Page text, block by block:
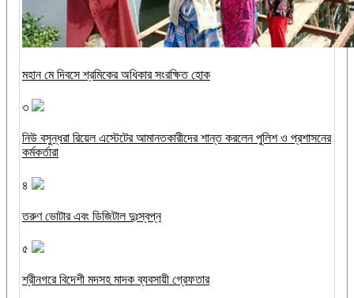
মহান মে দিবসে শ্রমিকের অধিকার সংরক্ষিত হোক
৩
নিউ বসুন্ধরা রিয়েল এস্টেটের আমানতকারীদের শান্ত করলেন পুলিশ ও প্রশাসনের
কর্মকর্তারা
৪
তরুণ ভোটার এবং ডিজিটাল দুঃস্বপ্ন
৫
শ্রীনগরে বিদেশী মদসহ মাদক ব্যবসায়ী গ্রেফতার